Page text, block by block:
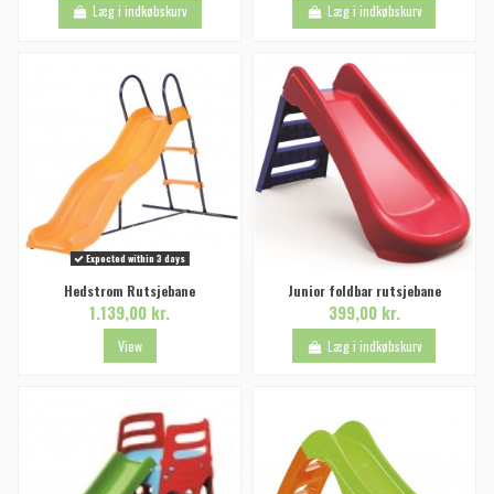
Læg i indkøbskurv Læg i indkøbskurv
Expected within 3 days
Hedstrom Rutsjebane
1.139,00 kr.
View
Junior foldbar rutsjebane
399,00 kr.
Læg i indkøbskurv